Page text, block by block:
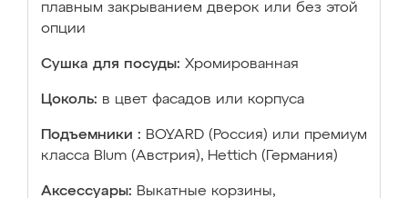
плавным закрыванием дверок или без этой
опции
Сушка для посуды: Хромированная
Цоколь: в цвет фасадов или корпуса
Подъемники : BOYARD (Россия) или премиум
класса Blum (Австрия), Hettich (Германия)
Аксессуары: Выкатные корзины,